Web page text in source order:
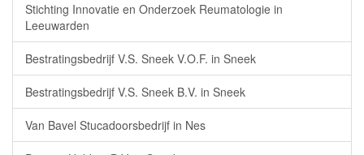
Stichting Innovatie en Onderzoek Reumatologie in
Leeuwarden
Bestratingsbedrijf V.S. Sneek V.O.F. in Sneek
Bestratingsbedrijf V.S. Sneek B.V. in Sneek
Van Bavel Stucadoorsbedrijf in Nes